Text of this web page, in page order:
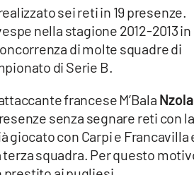
sei reti in 19 presenze.
nella stagione 2012-2013 in
di molte squadre di
di Serie B.
francese M’Bala Nzola
senza segnare reti con la
giocato con Carpi e Francavilla
squadra. Per questo